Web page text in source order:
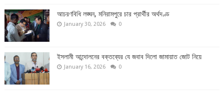
আচরণবিধি লঙ্ঘন, মনিরামপুরে চার প্রার্থীর অর্থদণ্ড
January 30, 2026 0
ইসলামী আন্দোলনের বক্তব্যের যে জবাব দিলো জামায়াত জোট নিয়ে
January 16, 2026 0